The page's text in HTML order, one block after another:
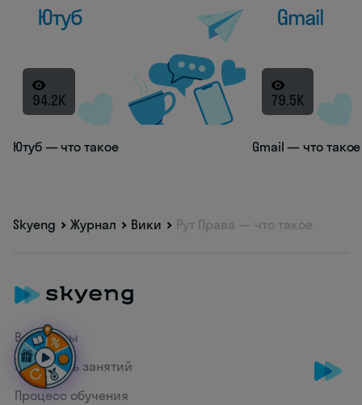
94.2K
Ютуб — что такое
79.5K
Gmail — что такое
Skyeng Журнал Вики Рут Права — что такое
Все курсы
Стоимость занятий
Процесс обучения